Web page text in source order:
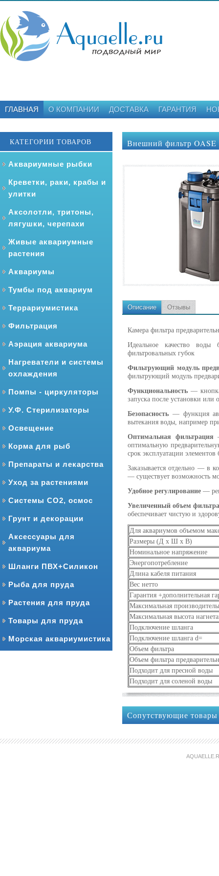
ГЛАВНАЯ О КОМПАНИИ ДОСТАВКА ГАРАНТИЯ
КАТЕГОРИИ ТОВАРОВ
Аквариумные рыбки
Креветки, раки, крабы и
улитки
Аксолотли, тритоны,
лягушки, черепахи
Живые аквариумные
растения
Аквариумы
Тумбы под аквариум
Террариумистика
Фильтрация
Аэрация аквариума
Нагреватели и системы
охлаждения
Помпы - циркуляторы
У.Ф. Стерилизаторы
Освещение
Корма для рыб
Препараты и лекарства
Уход за растениями
Системы CO2, осмос
Грунт и декорации
Аксессуары для
аквариума
Шланги ПВХ+Силикон
Рыба для пруда
Растения для пруда
Товары для пруда
Морская аквариумистика
Внешний фильтр OASE
Описание Отзывы
Камера фильтра
Идеальное качество
фильтровальных губок
Фильтрующий модуль
фильтрующий модуль
Функциональность —
запуска после установки или
Безопасность — функция
вытекания воды, например
Оптимальная фильтрация
оптимальную
срок эксплуатации
Заказывается отдельно — в
— существует возможность
Удобное регулирование —
Увеличенный объем
обеспечивает чистую и
Для аквариумов объемом
Размеры (Д х Ш х В)
Номинальное напряжение
Энергопотребление
Длина кабеля питания
Вес нетто
Гарантия +дополнительная
Максимальная
Максимальная высота
Подключение шланга
Подключение шланга d=
Объем фильтра
Объем фильтра
Подходит для пресной воды
Подходит для соленой воды
Сопутствующие товары